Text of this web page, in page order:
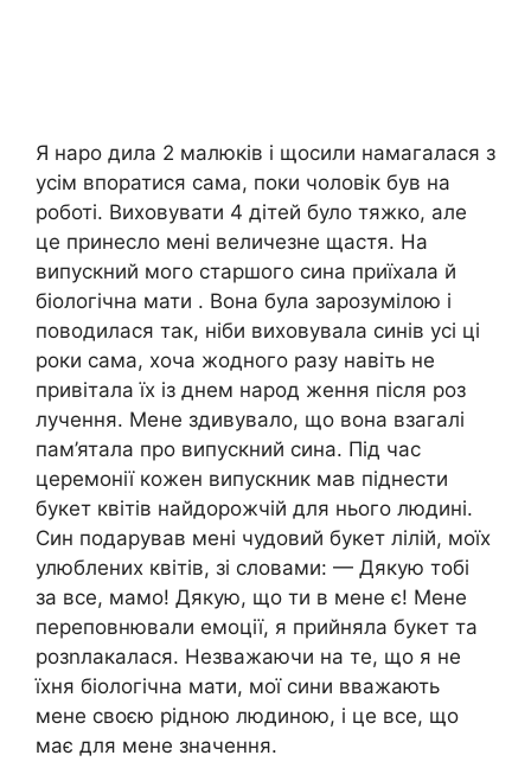
Я наро дила 2 малюків і щосили намагалася з
усім впоратися сама, поки чоловік був на
роботі. Виховувати 4 дітей було тяжко, але
це принесло мені величезне щастя. На
випускний мого старшого сина приїхала й
біологічна мати . Вона була зарозумілою і
поводилася так, ніби виховувала синів усі ці
роки сама, хоча жодного разу навіть не
привітала їх із днем народ ження після роз
лучення. Мене здивувало, що вона взагалі
пам’ятала про випускний сина. Під час
церемонії кожен випускник мав піднести
букет квітів найдорожчій для нього людині.
Син подарував мені чудовий букет лілій, моїх
улюблених квітів, зі словами: — Дякую тобі
за все, мамо! Дякую, що ти в мене є! Мене
переповнювали емоції, я прийняла букет та
розnлакалася. Незважаючи на те, що я не
їхня біологічна мати, мої сини вважають
мене своєю рідною людиною, і це все, що
має для мене значення.